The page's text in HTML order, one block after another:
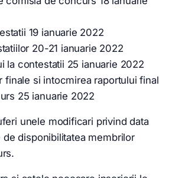
19 ianuarie 2022
20-21 ianuarie 2022
la contestatii 25 ianuarie 2022
finale si intocmirea raportului final
25 ianuarie 2022
unele modificari privind data
disponibilitatea membrilor